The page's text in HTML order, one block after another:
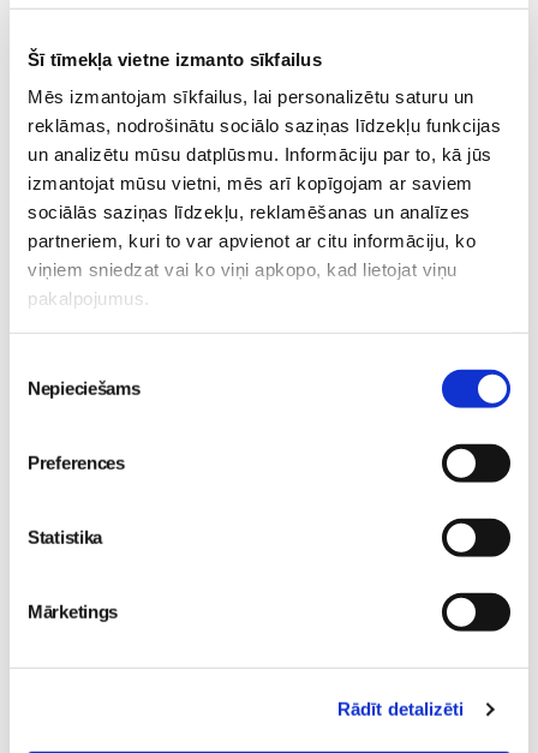
Šī tīmekļa vietne izmanto sīkfailus
Mēs izmantojam sīkfailus, lai personalizētu saturu un
reklāmas, nodrošinātu sociālo saziņas līdzekļu funkcijas
un analizētu mūsu datplūsmu. Informāciju par to, kā jūs
izmantojat mūsu vietni, mēs arī kopīgojam ar saviem
sociālās saziņas līdzekļu, reklamēšanas un analīzes
partneriem, kuri to var apvienot ar citu informāciju, ko
viņiem sniedzat vai ko viņi apkopo, kad lietojat viņu
pakalpojumus.
izvēle
Nepieciešams
Preferences
Statistika
Mārketings
Rādīt detalizēti
nevarētu izveidot nepatīkamus vai pat aizskarošus
saīsinājumus. Gadījumā, ja vecāki par to savlaicīgi
nepadomās, tad vismaz skolas laikā bērns sava dēļ var
izjust apkaunojumu, jo, kā zināms, mūsdienās bērni var būt
nesaudzīgi, atrodot vismazāko iemeslu, lai apceltu citus.
Foto: PEXELS.COM
Gaidot-mazulīti
un kāpēc atbalsts mammai ir tikpat svarīgs kā atbalsts
mazulim